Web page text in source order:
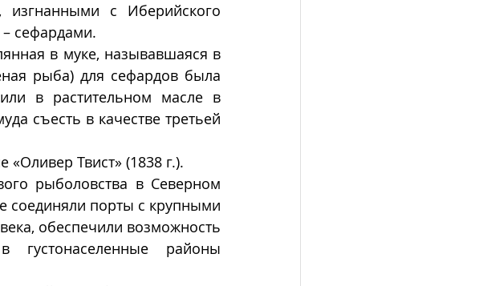
с Иберийского
сефардами.
в муке, называвшаяся в
рыба) для сефардов была
в растительном масле в
съесть в качестве третьей
Твист» (1838 г.).
рыболовства в Северном
соединяли порты с крупными
обеспечили возможность
густонаселенные районы